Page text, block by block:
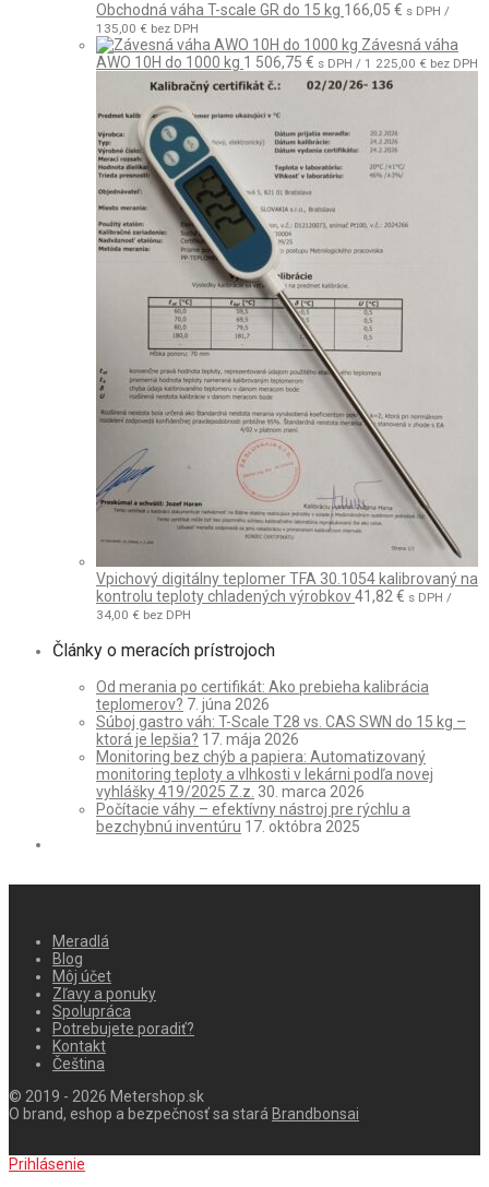
Obchodná váha T-scale GR do 15 kg 166,05 € s DPH /
135,00 € bez DPH
Závesná váha
AWO 10H do 1000 kg 1 506,75 € s DPH / 1 225,00 € bez DPH
Vpichový digitálny teplomer TFA 30.1054 kalibrovaný na
kontrolu teploty chladených výrobkov41,82 € s DPH /
34,00 € bez DPH
Články o meracích prístrojoch
Od merania po certifikát: Ako prebieha kalibrácia
teplomerov? 7. júna 2026
Súboj gastro váh: T-Scale T28 vs. CAS SWN do 15 kg –
ktorá je lepšia? 17. mája 2026
Monitoring bez chýb a papiera: Automatizovaný
monitoring teploty a vlhkosti v lekárni podľa novej
vyhlášky 419/2025 Z.z. 30. marca 2026
Počítacie váhy – efektívny nástroj pre rýchlu a
bezchybnú inventúru 17. októbra 2025
Meradlá
Blog
Môj účet
Zľavy a ponuky
Spolupráca
Potrebujete poradiť?
Kontakt
Čeština
© 2019 - 2026 Metershop.sk
O brand, eshop a bezpečnosť sa stará Brandbonsai
Prihlásenie